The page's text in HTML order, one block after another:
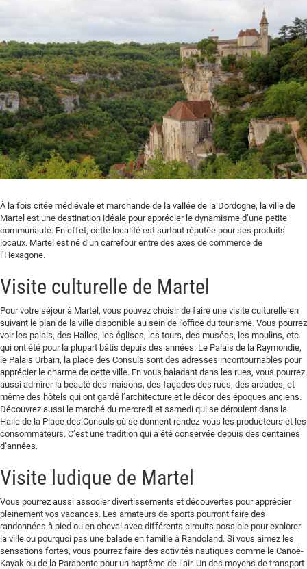
À la fois citée médiévale et marchande de la vallée de la Dordogne, la ville de
Martel est une destination idéale pour apprécier le dynamisme d’une petite
communauté. En effet, cette localité est surtout réputée pour ses produits
locaux. Martel est né d’un carrefour entre des axes de commerce de
l’Hexagone.
Visite culturelle de Martel
Pour votre séjour à Martel, vous pouvez choisir de faire une visite culturelle en
suivant le plan de la ville disponible au sein de l’office du tourisme. Vous pourrez
voir les palais, des Halles, les églises, les tours, des musées, les moulins, etc.
qui ont été pour la plupart bâtis depuis des années. Le Palais de la Raymondie,
le Palais Urbain, la place des Consuls sont des adresses incontournables pour
apprécier le charme de cette ville. En vous baladant dans les rues, vous pourrez
aussi admirer la beauté des maisons, des façades des rues, des arcades, et
même des hôtels qui ont gardé l’architecture et le décor des époques anciens.
Découvrez aussi le marché du mercredi et samedi qui se déroulent dans la
Halle de la Place des Consuls où se donnent rendez-vous les producteurs et les
consommateurs. C’est une tradition qui a été conservée depuis des centaines
d’années.
Visite ludique de Martel
Vous pourrez aussi associer divertissements et découvertes pour apprécier
pleinement vos vacances. Les amateurs de sports pourront faire des
randonnées à pied ou en cheval avec différents circuits possible pour explorer
la ville ou pourquoi pas une balade en famille à Randoland. Si vous aimez les
sensations fortes, vous pourrez faire des activités nautiques comme le Canoë-
Kayak ou de la Parapente pour un baptême de l’air. Un des moyens de transport